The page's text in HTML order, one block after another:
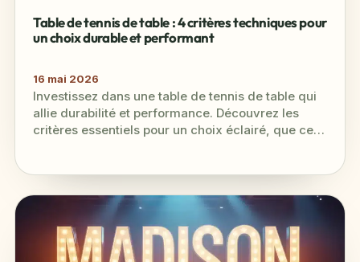
Table de tennis de table : 4 critères techniques pour
un choix durable et performant
16 mai 2026
Investissez dans une table de tennis de table qui
allie durabilité et performance. Découvrez les
critères essentiels pour un choix éclairé, que ce